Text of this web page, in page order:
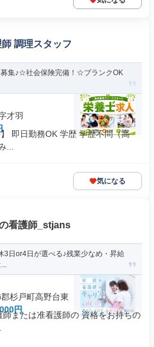
調理スタッフ
集♪☆社会保険完備！☆ブランクOK
才羽
即日勤務OK 学歴 学歴不問（高
...
気になる
看護師_stjans
3日or4日が選べる♪残業少なめ・昇給
杉戸町高野台東
円
または准看護師の 資格をお持ちの